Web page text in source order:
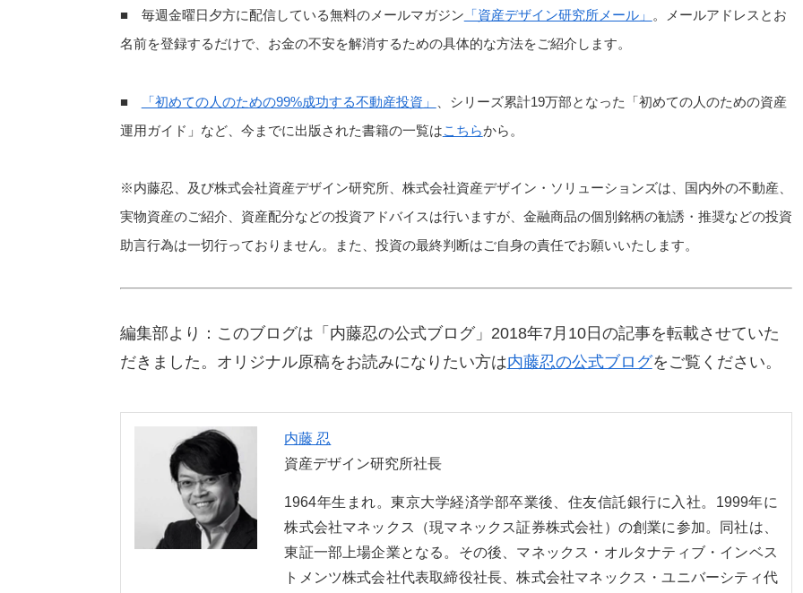
■ 毎週金曜日夕方に配信している無料のメールマガジン 「資産デザイン研究所メール」
。メールアドレスとお
名前を登録するだけで、お金の不安を解消するための具体的な方法をご紹介します。
■ 「初めての人のための99%成功する不動産投資」
、シリーズ累計19万部となった「初めての人のための資産
運用ガイド」など、今までに出版された書籍の一覧はこちらから。
※内藤忍、及び株式会社資産デザイン研究所、株式会社資産デザイン・ソリューションズは、国内外の不動産、
実物資産のご紹介、資産配分などの投資アドバイスは行いますが、金融商品の個別銘柄の勧誘・推奨などの投資
助言行為は一切行っておりません。また、投資の最終判断はご自身の責任でお願いいたします。
編集部より：このブログは「内藤忍の公式ブログ」2018年7月10日の記事を転載させていた
だきました。オリジナル原稿をお読みになりたい方は内藤忍の公式ブログをご覧ください。
内藤 忍
資産デザイン研究所社長
1964年生まれ。東京大学経済学部卒業後、住友信託銀行に入社。1999年に
株式会社マネックス（現マネックス証券株式会社）の創業に参加。同社は、
東証一部上場企業となる。その後、マネックス・オルタナティブ・インベス
トメンツ株式会社代表取締役社長、株式会社マネックス・ユニバーシティ代